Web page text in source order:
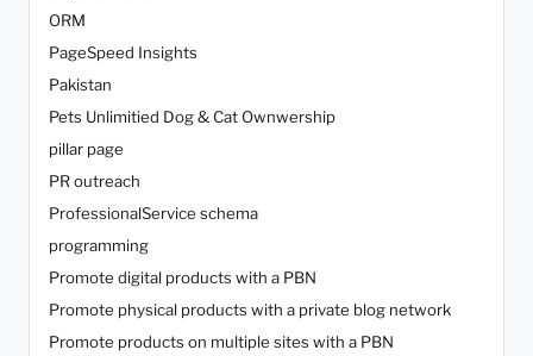
ORM
PageSpeed Insights
Pakistan
Pets Unlimitied Dog & Cat Ownwership
pillar page
PR outreach
ProfessionalService schema
programming
Promote digital products with a PBN
Promote physical products with a private blog network
Promote products on multiple sites with a PBN